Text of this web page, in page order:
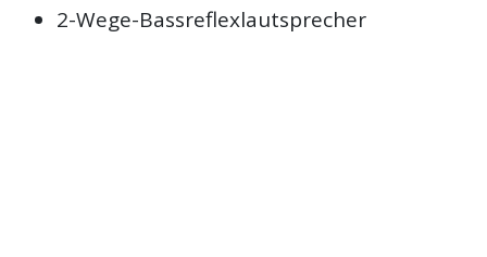
2-Wege-Bassreflexlautsprecher